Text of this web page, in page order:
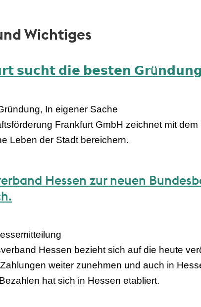
Wichtiges
𝘀𝘂𝗰𝗵𝘁 𝗱𝗶𝗲 𝗯𝗲𝘀𝘁𝗲𝗻
In eigener Sache
Frankfurt GmbH zeichnet mit
Leben der Stadt bereichern.
Hessen zur neuen
Hessen bezieht sich auf die heute
weiter zunehmen und auch in
hat sich in Hessen etabliert.